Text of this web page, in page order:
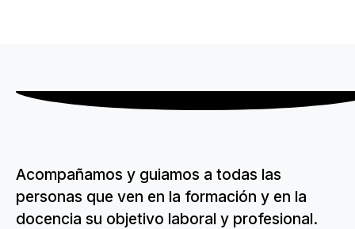
Acompañamos y guiamos a todas las
personas que ven en la formación y en la
docencia su objetivo laboral y profesional.